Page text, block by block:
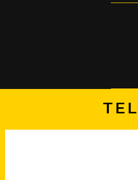
Prohibida
cualquier